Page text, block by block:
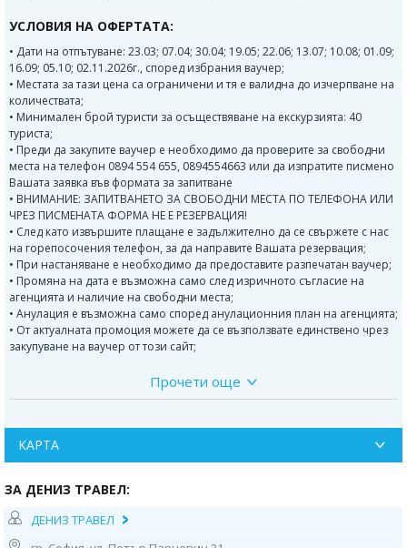
УСЛОВИЯ НА ОФЕРТАТА:
• Дати на отпътуване: 23.03; 07.04; 30.04; 19.05; 22.06; 13.07; 10.08; 01.09;
16.09; 05.10; 02.11.2026г., според избрания ваучер;
• Местата за тази цена са ограничени и тя е валидна до изчерпване на
количествата;
• Минимален брой туристи за осъществяване на екскурзията: 40
туриста;
• Преди да закупите ваучер е необходимо да проверите за свободни
места на телефон 0894 554 655, 0894554663 или да изпратите писмено
Вашата заявка във формата за запитване
• ВНИМАНИЕ: ЗАПИТВАНЕТО ЗА СВОБОДНИ МЕСТА ПО ТЕЛЕФОНА ИЛИ
ЧРЕЗ ПИСМЕНАТА ФОРМА НЕ Е РЕЗЕРВАЦИЯ!
• След като извършите плащане е задължително да се свържете с нас
на горепосочения телефон, за да направите Вашата резервация;
• При настаняване е необходимо да предоставите разпечатан ваучер;
• Промяна на дата е възможна само след изричното съгласие на
агенцията и наличие на свободни места;
• Анулация е възможна само според анулационния план на агенцията;
• От актуалната промоция можете да се възползвате единствено чрез
закупуване на ваучер от този сайт;
Пазаржик 20.00ч. от Шел Пазарджик, от Пловдив в 20:45 ч от OMV до
хотел
преход.
2 ден -Пристигане в Анкара разглеждане на града. Посещение на
Мавзолея на Кемал Ататюрк. Възможност за разглеждане на Музея на
Прочети още
КАРТА
ЗА ДЕНИЗ ТРАВЕЛ:
ДЕНИЗ ТРАВЕЛ